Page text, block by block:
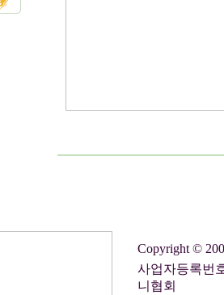
Copyright ©
사업자등록번
니협회